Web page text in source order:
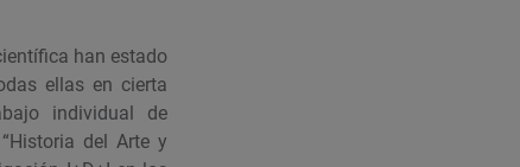
han estado
ellas en cierta
individual de
del Arte y